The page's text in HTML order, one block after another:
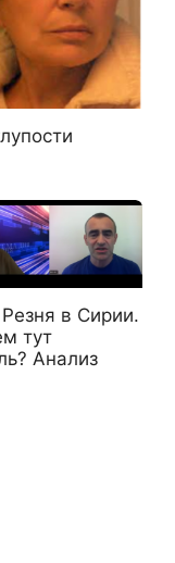
в Сирии.
тут
Анализ